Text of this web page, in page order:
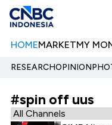
HOMEMARKETMY
RESEARCHOPINION
#spin off uus